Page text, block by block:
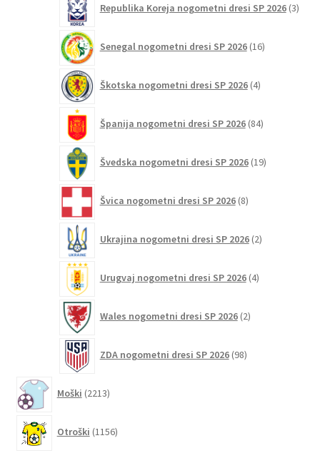
Republika Koreja nogometni dresi SP 2026 3
Senegal nogometni dresi SP 2026 16izdelkov
Škotska nogometni dresi SP 2026 4izdelki
Španija nogometni dresi SP 2026 84izdelkov
Švedska nogometni dresi SP 2026 19izdelkov
Švica nogometni dresi SP 2026 8izdelkov
Ukrajina nogometni dresi SP 2026 2izdelka
Urugvaj nogometni dresi SP 2026 4izdelki
Wales nogometni dresi SP 2026 2izdelka
ZDA nogometni dresi SP 2026 98izdelkov
Moški 2213izdelkov
Otroški 1156izdelkov